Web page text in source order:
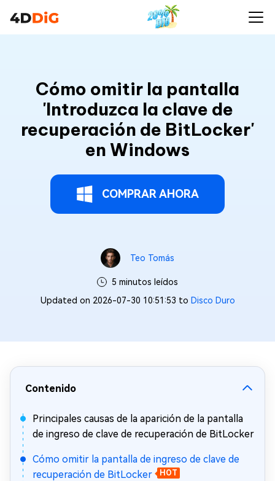
Cómo omitir la pantalla
'Introduzca la clave de
recuperación de BitLocker'
en Windows
COMPRAR AHORA
Teo Tomás
5 minutos leídos
Updated on 2026-07-30 10:51:53 to Disco Duro
Contenido
Principales causas de la aparición de la pantalla
de ingreso de clave de recuperación de BitLocker
Cómo omitir la pantalla de ingreso de clave de
recuperación de BitLocker
HOT